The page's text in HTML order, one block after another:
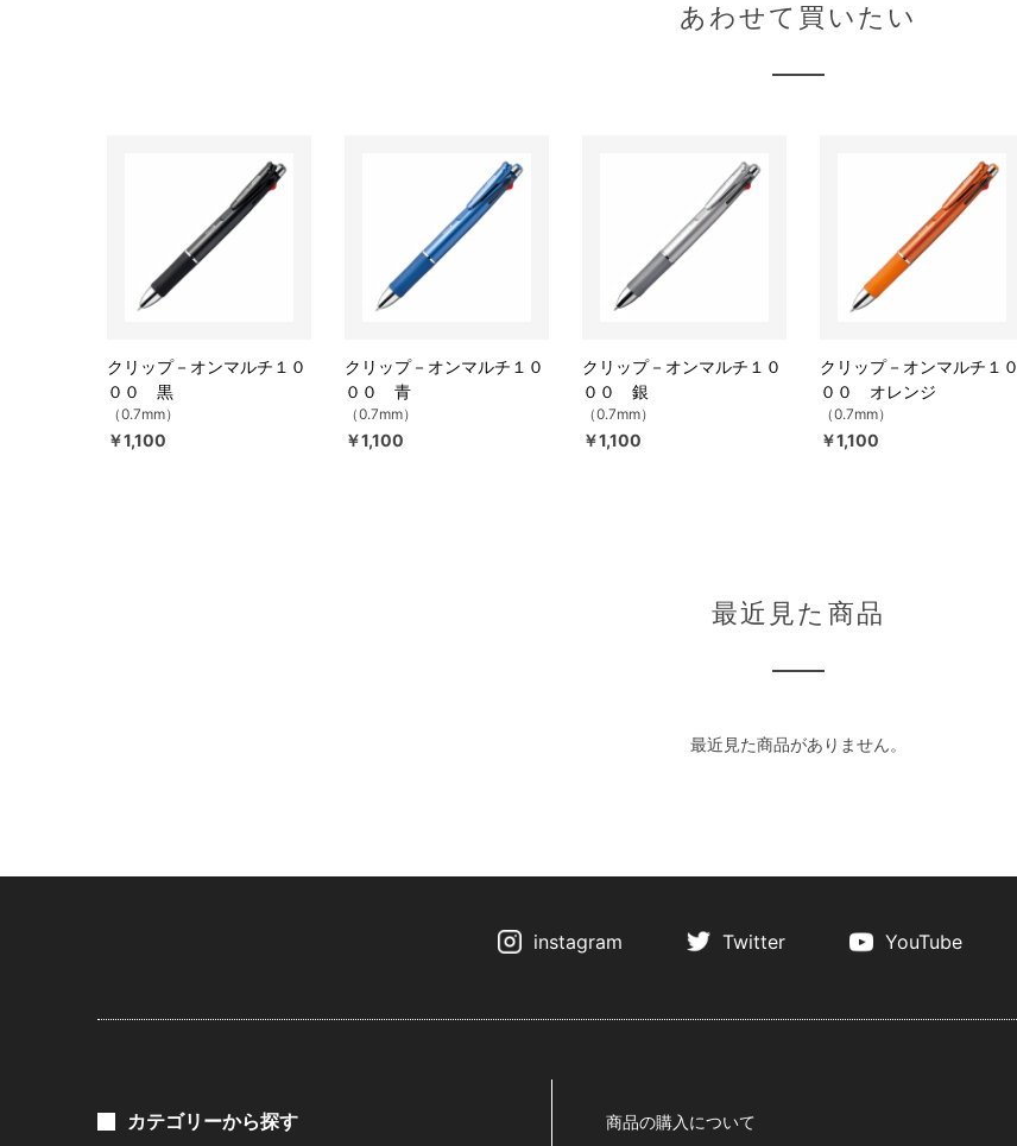
あわせて買いたい
クリップ－オンマルチ１０
００ 黒
（0.7mm）
￥1,100
クリップ－オンマルチ１０
００ 青
（0.7mm）
￥1,100
クリップ－オンマルチ１０
００ 銀
（0.7mm）
￥1,100
クリップ－オンマルチ１０
００ オレンジ
（0.7mm）
￥1,100
最近見た商品
最近見た商品がありません。
instagram Twitter YouTube
カテゴリーから探す 商品の購入について